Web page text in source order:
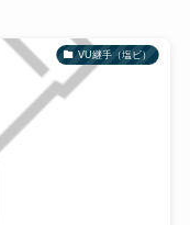
VU継手（塩ビ）